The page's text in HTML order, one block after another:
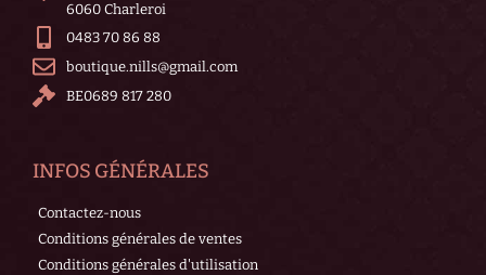
6060 Charleroi
0483 70 86 88
boutique.nills@gmail.com
BE0689 817 280
INFOS GÉNÉRALES
Contactez-nous
Conditions générales de ventes
Conditions générales d'utilisation